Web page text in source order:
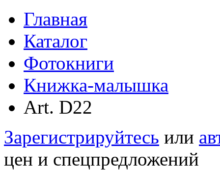
Главная
Каталог
Фотокниги
Книжка-малышка
Аrt. D22
Зарегистрируйтесь или
цен и спецпредложений